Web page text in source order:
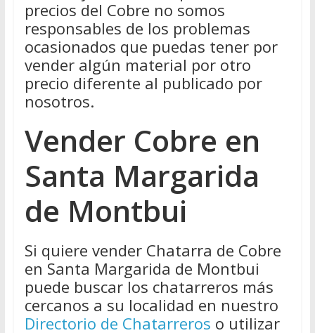
precios del Cobre no somos
responsables de los problemas
ocasionados que puedas tener por
vender algún material por otro
precio diferente al publicado por
nosotros.
Vender Cobre en
Santa Margarida
de Montbui
Si quiere vender Chatarra de Cobre
en Santa Margarida de Montbui
puede buscar los chatarreros más
cercanos a su localidad en nuestro
Directorio de Chatarreros o utilizar